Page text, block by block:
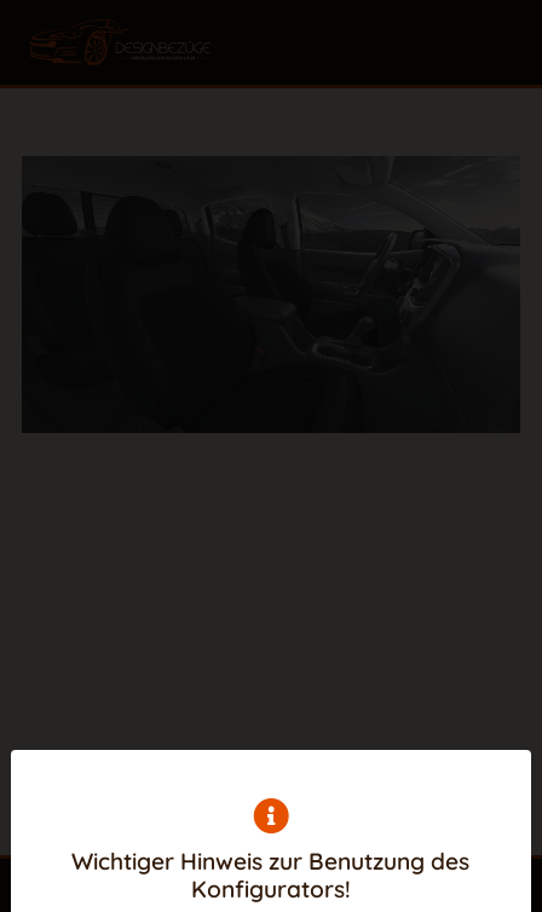
Wichtiger Hinweis zur Benutzung des
Konfigurators!